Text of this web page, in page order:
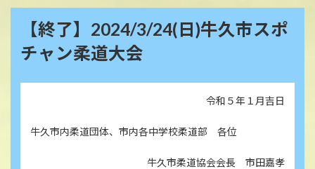
【終了】2024/3/24(日)牛久市スポ
チャン柔道大会
令和５年１月吉日
牛久市内柔道団体、市内各中学校柔道部 各位
牛久市柔道協会会長 市田嘉孝